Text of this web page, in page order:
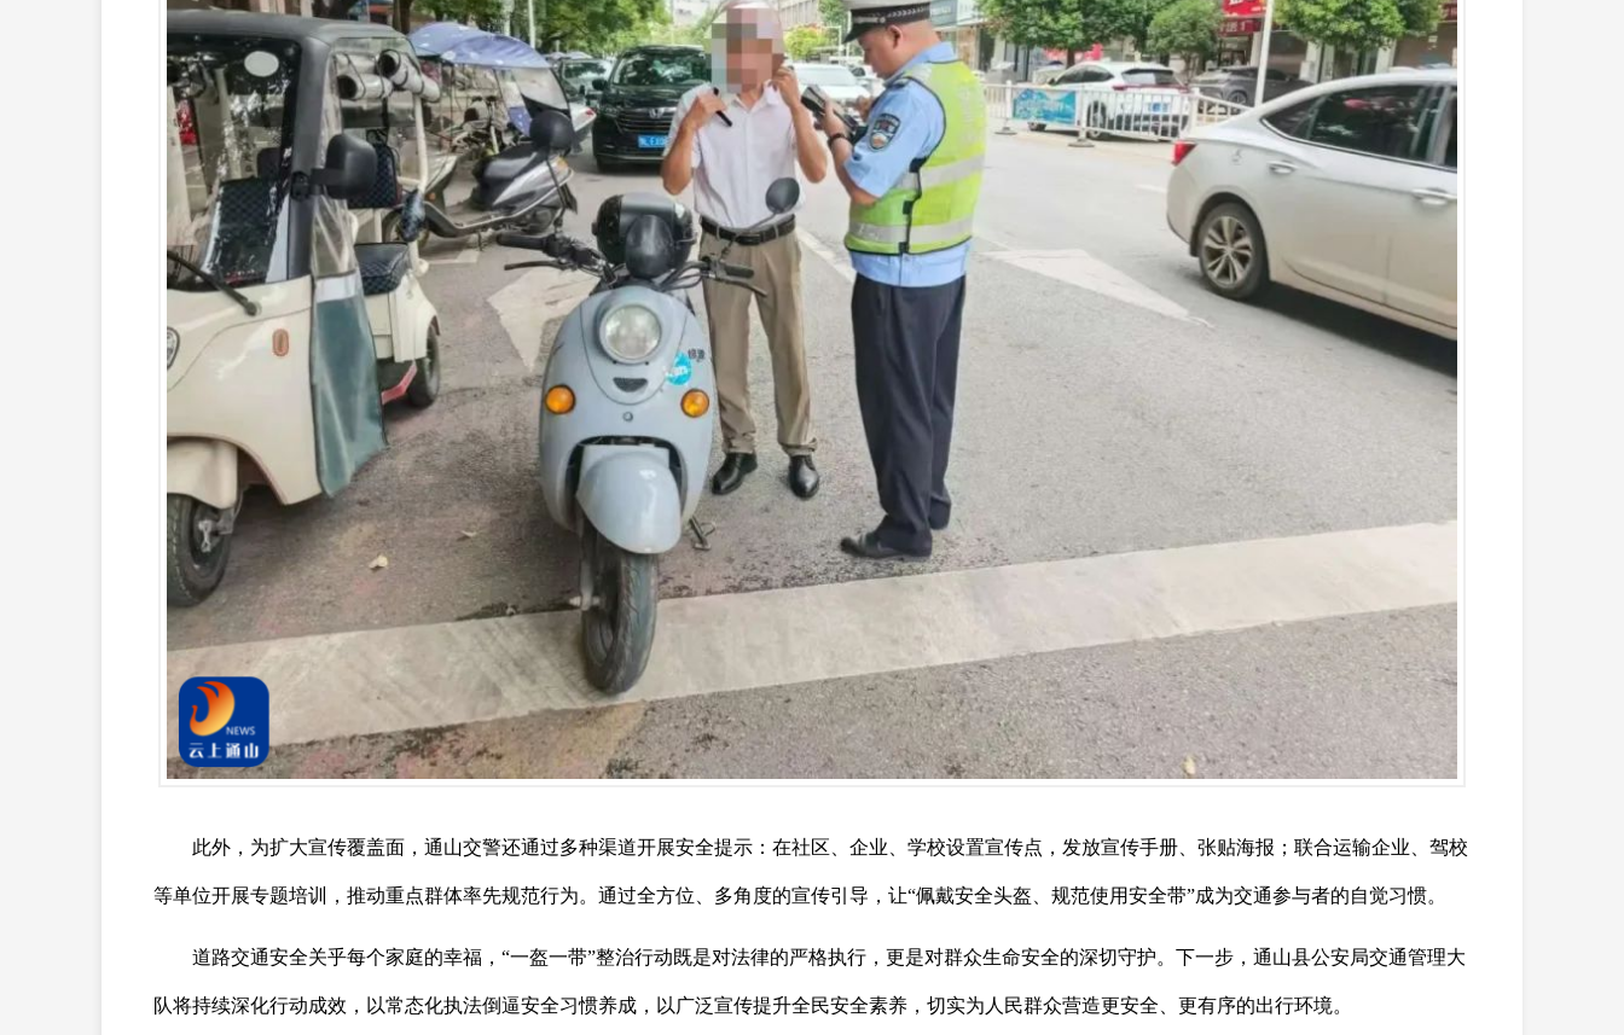
此外，为扩大宣传覆盖面，通山交警还通过多种渠道开展安全提示：在社区、企业、学校设置宣传点，发放宣传手册、张贴海报；联合运输企业、驾校
等单位开展专题培训，推动重点群体率先规范行为。通过全方位、多角度的宣传引导，让“佩戴安全头盔、规范使用安全带”成为交通参与者的自觉习惯。
道路交通安全关乎每个家庭的幸福，“一盔一带”整治行动既是对法律的严格执行，更是对群众生命安全的深切守护。下一步，通山县公安局交通管理大
队将持续深化行动成效，以常态化执法倒逼安全习惯养成，以广泛宣传提升全民安全素养，切实为人民群众营造更安全、更有序的出行环境。